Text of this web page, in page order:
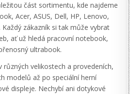
část sortimentu, kde najdeme
Acer, ASUS, Dell, HP, Lenovo,
zákazník si tak může vybrat
ať už hledá pracovní notebook,
ultrabook.
velikostech a provedeních,
modelů až po speciální herní
displeje. Nechybí ani dotykové